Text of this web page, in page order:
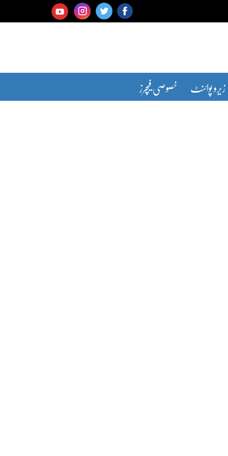
زیرو پوائنٹ خصوصی فیچرز